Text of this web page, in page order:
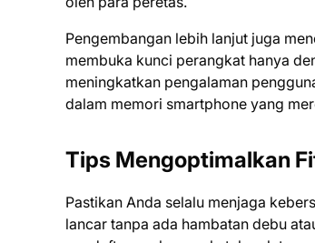
Pengembangan lebih lanjut juga
membuka kunci perangkat hanya
meningkatkan pengalaman
dalam memori smartphone yang
Tips Mengoptimalkan
Pastikan Anda selalu menjaga
lancar tanpa ada hambatan debu